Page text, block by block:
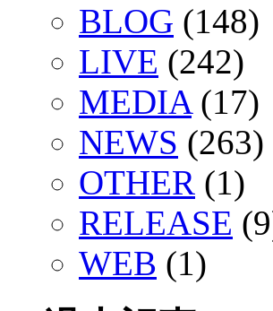
BLOG (148)
LIVE (242)
MEDIA(17)
NEWS (263)
OTHER (1)
RELEASE
WEB (1)